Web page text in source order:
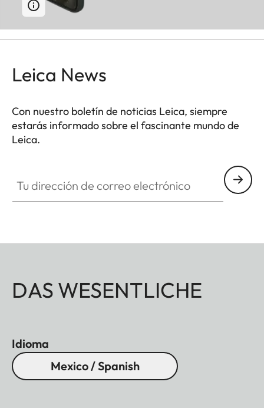
Leica News
Con nuestro boletín de noticias Leica, siempre
estarás informado sobre el fascinante mundo de
Leica.
DAS WESENTLICHE
Idioma
Mexico / Spanish